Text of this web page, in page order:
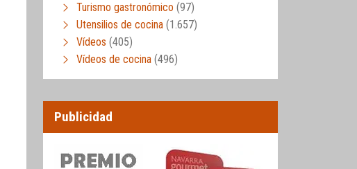
Turismo gastronómico (97)
Utensilios de cocina (1.657)
Vídeos (405)
Vídeos de cocina (496)
Publicidad